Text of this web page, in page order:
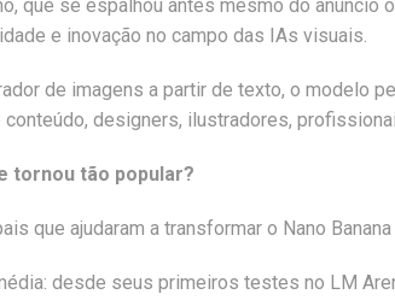
que se espalhou antes mesmo do
e inovação no campo das IAs visuais.
de imagens a partir de texto, o modelo
designers, ilustradores,
tornou tão popular?
que ajudaram a transformar o Nano
desde seus primeiros testes no LM